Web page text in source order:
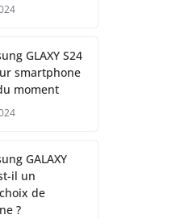
GLAXY S24
smartphone
moment
GALAXY
il un
de
?